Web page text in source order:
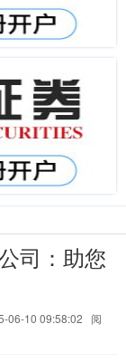
司：助您
06-10 09:58:02
阅